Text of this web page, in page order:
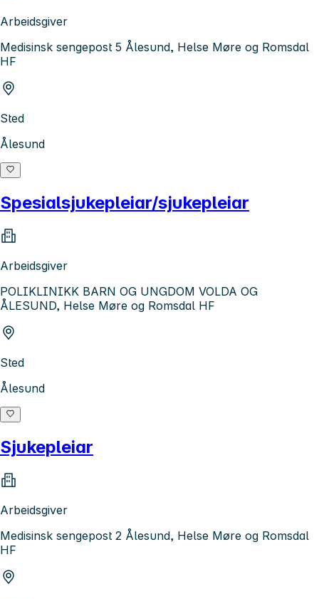
Arbeidsgiver
Medisinsk sengepost 5 Ålesund, Helse Møre og Romsdal
HF
Sted
Ålesund
Spesialsjukepleiar/sjukepleiar
Arbeidsgiver
POLIKLINIKK BARN OG UNGDOM VOLDA OG
ÅLESUND, Helse Møre og Romsdal HF
Sted
Ålesund
Sjukepleiar
Arbeidsgiver
Medisinsk sengepost 2 Ålesund, Helse Møre og Romsdal
HF